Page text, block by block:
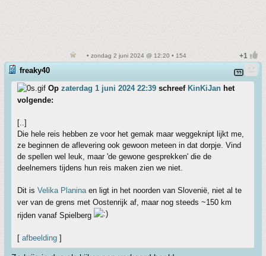
• zondag 2 juni 2024 @ 12:20 • 154
freaky40
Op zaterdag 1 juni 2024 22:39 schreef KinKiJan het
volgende:
[..]
Die hele reis hebben ze voor het gemak maar weggeknipt lijkt me,
ze beginnen de aflevering ook gewoon meteen in dat dorpje. Vind
de spellen wel leuk, maar 'de gewone gesprekken' die de
deelnemers tijdens hun reis maken zien we niet.
Dit is Velika Planinaen ligt in het noorden van Slovenië, niet al te
ver van de grens met Oostenrijk af, maar nog steeds ~150 km
rijden vanaf Spielberg
[ afbeelding ]